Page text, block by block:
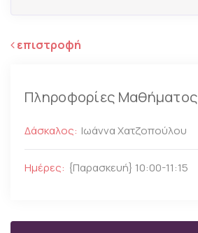
επιστροφή
Πληροφορίες Μαθήματος
Δάσκαλος: Ιωάννα Χατζοπούλου
Ημέρες: {Παρασκευή} 10:00-11:15